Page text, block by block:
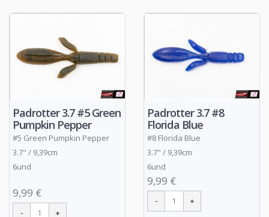
Padrotter 3.7 #5 Green
Pumpkin Pepper
#5 Green Pumpkin Pepper
3.7" / 9,39cm
6und
9,99 €
Padrotter 3.7 #8
Florida Blue
#8 Florida Blue
3.7" / 9,39cm
6und
9,99 €